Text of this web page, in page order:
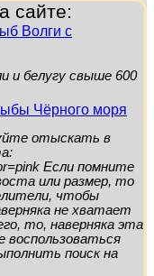
сайте:
Волги с
и белугу свыше 600
Чёрного моря
отыскать в
Если помните
или размер, то
чтобы
не хватает
то, наверняка эта
воспользоваться
поиск на